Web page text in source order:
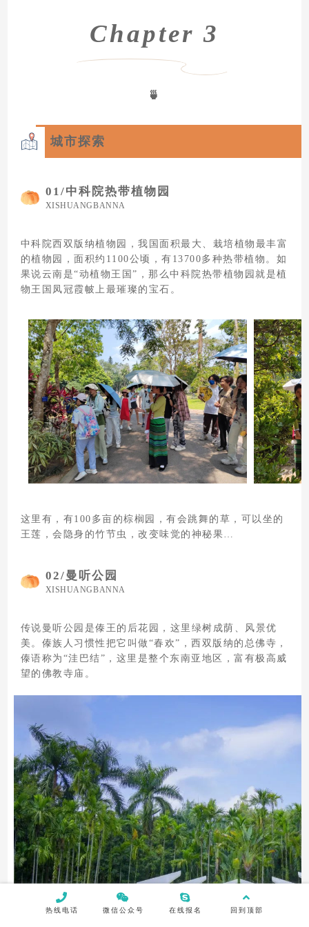
Chapter 3
🍵
城市探索
01/中科院热带植物园
XISHUANGBANNA
中科院西双版纳植物园，我国面积最大、栽培植物最丰富
的植物园，面积约1100公顷，有13700多种热带植物。如
果说云南是“动植物王国”，那么中科院热带植物园就是植
物王国凤冠霞帔上最璀璨的宝石。
这里有，有100多亩的棕榈园，有会跳舞的草，可以坐的
王莲，会隐身的竹节虫，改变味觉的神秘果…
02/曼听公园
XISHUANGBANNA
传说曼听公园是傣王的后花园，这里绿树成荫、风景优
美。傣族人习惯性把它叫做“春欢”，西双版纳的总佛寺，
傣语称为“洼巴结”，这里是整个东南亚地区，富有极高威
望的佛教寺庙。
热线电话 微信公众号 在线报名 回到顶部